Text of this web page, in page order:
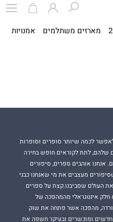
מארזים משתלמים אמנויות
לכמה שיותר סופרים וסופרות
שלהם, לתת לקוראים חופש בחירה
אנחנו אוהבים ספרים, סיפורים
מעצבים את מי שאנחנו כבני
העולם שסביבנו.קצת על ספרים
חלק אינטגראלי מהמהפכה של
מהפכה אשר פתחה את שוק
חדשים ומוכשרים ובעיקר חשפה את